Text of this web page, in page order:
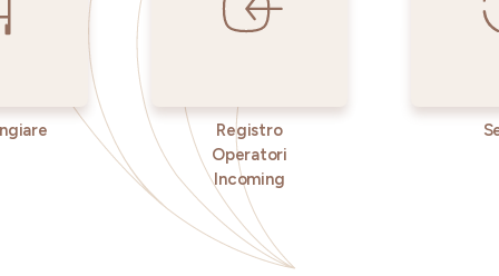
Registro
Operatori
Incoming